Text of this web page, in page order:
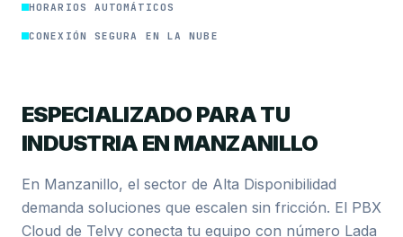
HORARIOS AUTOMÁTICOS
CONEXIÓN SEGURA EN LA NUBE
ESPECIALIZADO PARA TU
INDUSTRIA EN MANZANILLO
En Manzanillo, el sector de Alta Disponibilidad
demanda soluciones que escalen sin fricción. El PBX
Cloud de Telvy conecta tu equipo con número Lada